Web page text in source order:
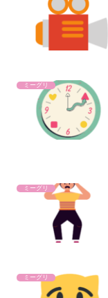
ミーグリ
ミーグリ
ミーグリ